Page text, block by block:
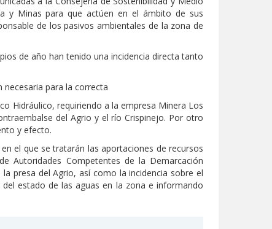
y Minas para que actúen en el ámbito de sus
de los pasivos ambientales de la zona de
de año han tenido una incidencia directa tanto
necesaria para la correcta
Hidráulico, requiriendo a la empresa Minera Los
del Agrio y el río Crispinejo. Por otro
y efecto.
el que se tratarán las aportaciones de recursos
Autoridades Competentes de la Demarcación
presa del Agrio, así como la incidencia sobre el
estado de las aguas en la zona e informando